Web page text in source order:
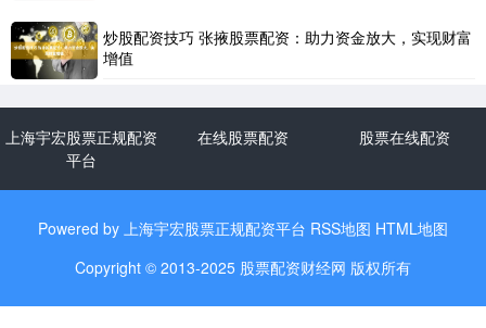
炒股配资技巧 张掖股票配资：助力资金放大，实现财富
增值
上海宇宏股票正规配资
平台
在线股票配资 股票在线配资
Powered by 上海宇宏股票正规配资平台 RSS地图 HTML地图
Copyright © 2013-2025 股票配资财经网 版权所有